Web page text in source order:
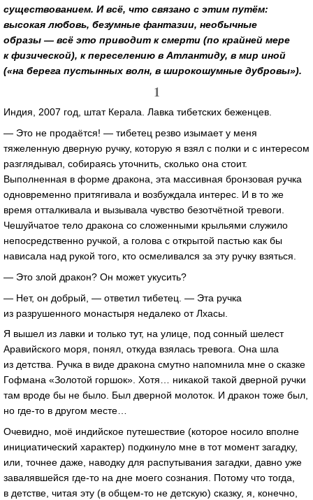
существованием. И всё, что связано с этим путём:
высокая любовь, безумные фантазии, необычные
образы — всё это приводит к смерти (по крайней мере
к физической), к переселению в Атлантиду, в мир иной
(«на берега пустынных волн, в широкошумные дубровы»).
1
Индия, 2007 год, штат Керала. Лавка тибетских беженцев.
— Это не продаётся! — тибетец резво изымает у меня
тяжеленную дверную ручку, которую я взял с полки и с интересом
разглядывал, собираясь уточнить, сколько она стоит.
Выполненная в форме дракона, эта массивная бронзовая ручка
одновременно притягивала и возбуждала интерес. И в то же
время отталкивала и вызывала чувство безотчётной тревоги.
Чешуйчатое тело дракона со сложенными крыльями служило
непосредственно ручкой, а голова с открытой пастью как бы
нависала над рукой того, кто осмеливался за эту ручку взяться.
— Это злой дракон? Он может укусить?
— Нет, он добрый, — ответил тибетец. — Эта ручка
из разрушенного монастыря недалеко от Лхасы.
Я вышел из лавки и только тут, на улице, под сонный шелест
Аравийского моря, понял, откуда взялась тревога. Она шла
из детства. Ручка в виде дракона смутно напомнила мне о сказке
Гофмана «Золотой горшок». Хотя… никакой такой дверной ручки
там вроде бы не было. Был дверной молоток. И дракон тоже был,
но где-то в другом месте…
Очевидно, моё индийское путешествие (которое носило вполне
инициатический характер) подкинуло мне в тот момент загадку,
или, точнее даже, наводку для распутывания загадки, давно уже
завалявшейся где-то на дне моего сознания. Потому что тогда,
в детстве, читая эту (в общем-то не детскую) сказку, я, конечно,